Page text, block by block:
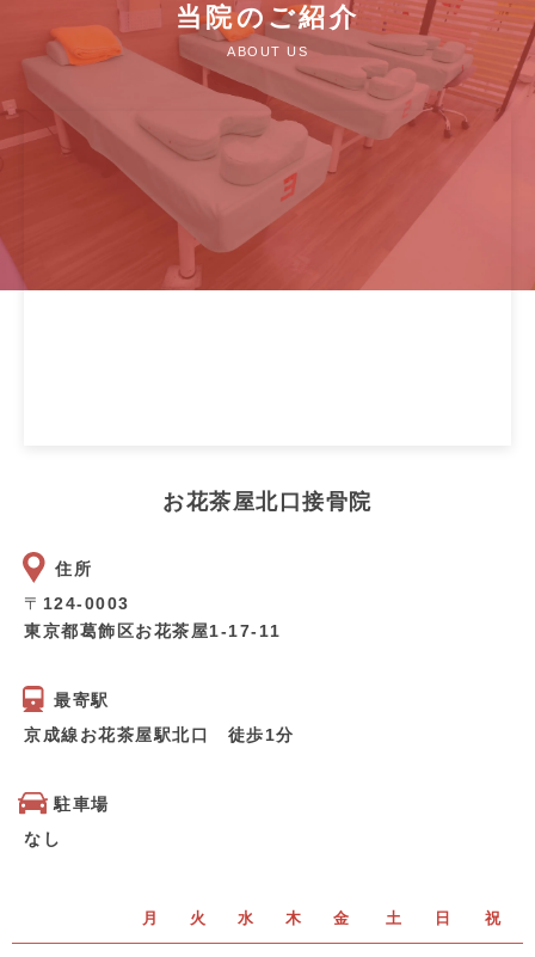
当院のご紹介
ABOUT US
お花茶屋北口接骨院
住所
〒 124-0003
東京都葛飾区お花茶屋1-17-11
最寄駅
京成線お花茶屋駅北口 徒歩1分
駐車場
なし
月 火 水 木 金 土 日 祝